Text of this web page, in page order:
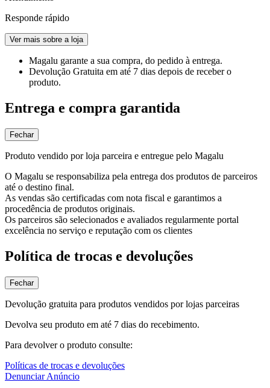
Responde rápido
Ver mais sobre a loja
Magalu garante a sua compra, do pedido à entrega.
Devolução Gratuita em até 7 dias depois de receber o
produto.
Entrega e compra garantida
Fechar
Produto vendido por loja parceira e entregue pelo Magalu
O Magalu se responsabiliza pela entrega dos produtos de parceiros
até o destino final.
As vendas são certificadas com nota fiscal e garantimos a
procedência de produtos originais.
Os parceiros são selecionados e avaliados regularmente portal
excelência no serviço e reputação com os clientes
Política de trocas e devoluções
Fechar
Devolução gratuita para produtos vendidos por lojas parceiras
Devolva seu produto em até 7 dias do recebimento.
Para devolver o produto consulte:
Políticas de trocas e devoluções
Denunciar Anúncio